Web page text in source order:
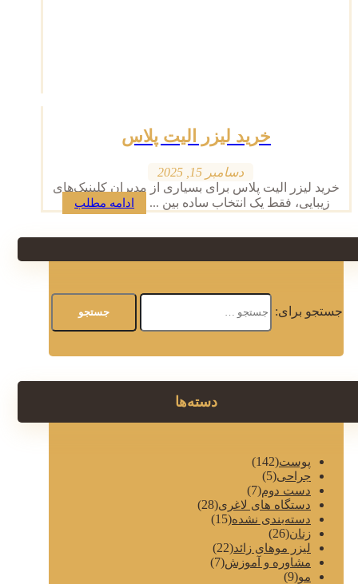
خرید لیزر الیت پلاس
دسامبر 15, 2025
خرید لیزر الیت پلاس برای بسیاری از مدیران کلینیک‌های
زیبایی، فقط یک انتخاب ساده بین ...
ادامه مطلب
جستجو برای:
دسته‌ها
پوست(142)
جراحی(5)
دست دوم(7)
دستگاه های لاغری(28)
دسته‌بندی نشده(15)
زنان(26)
لیزر موهای زائد(22)
مشاوره و آموزش(7)
مو(9)